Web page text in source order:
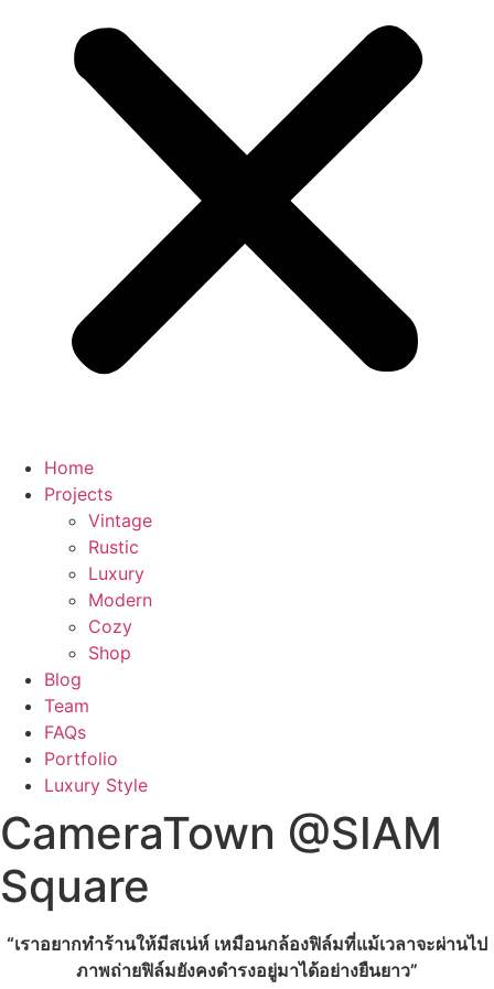
Home
Projects
Vintage
Rustic
Luxury
Modern
Cozy
Shop
Blog
Team
FAQs
Portfolio
Luxury Style
CameraTown @SIAM
Square
“เราอยากทำร้านให้มีสเน่ห์ เหมือนกล้องฟิล์มที่แม้เวลาจะผ่านไป
ภาพถ่ายฟิล์มยังคงดำรงอยู่มาได้อย่างยืนยาว”